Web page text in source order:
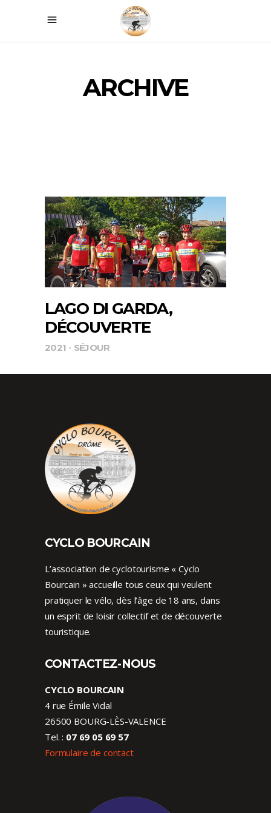
ARCHIVE
LAGO DI GARDA,
DÉCOUVERTE
2021 SÉJOUR
CYCLO BOURCAIN
L’association de cyclotourisme « Cyclo
Bourcain » accueille tous ceux qui veulent
pratiquer le vélo, dès l’âge de 18 ans, dans
un esprit de loisir collectif et de découverte
touristique.
CONTACTEZ-NOUS
CYCLO BOURCAIN
4 rue Émile Vidal
26500 BOURG-LÈS-VALENCE
Tel. : 07 69 05 69 57
Formulaire de contact